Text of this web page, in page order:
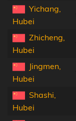
Yichang,
Hubei
Zhicheng,
Hubei
Jingmen,
Hubei
Shashi,
Hubei